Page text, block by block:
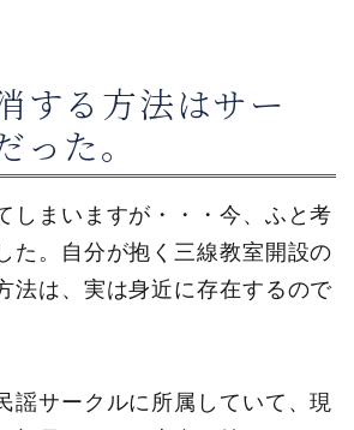
する方法はサー
った。
しまいますが・・・今、ふと考
た。自分が抱く三線教室開設の
法は、実は身近に存在するので
謡サークルに所属していて、現